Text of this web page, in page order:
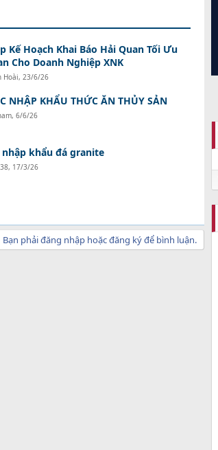
Kế Hoạch Khai Báo Hải Quan Tối Ưu
Cho Doanh Nghiệp XNK
Hoài, 23/6/26
NHẬP KHẨU THỨC ĂN THỦY SẢN
, 6/6/26
khẩu đá granite
, 17/3/26
Bạn phải đăng nhập hoặc đăng ký để bình luận.